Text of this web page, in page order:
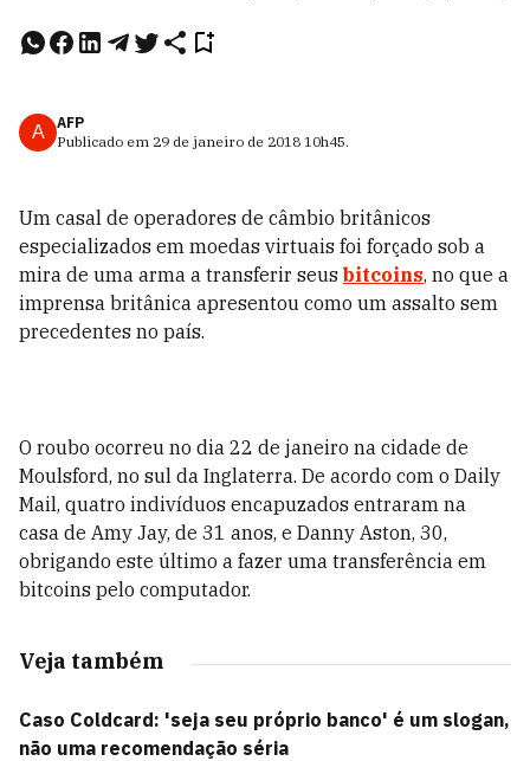
A
AFP
Publicado em 29 de janeiro de 2018 10h45.
Um casal de operadores de câmbio britânicos
especializados em moedas virtuais foi forçado sob a
mira de uma arma a transferir seus bitcoins, no que a
imprensa britânica apresentou como um assalto sem
precedentes no país.
O roubo ocorreu no dia 22 de janeiro na cidade de
Moulsford, no sul da Inglaterra. De acordo com o Daily
Mail, quatro indivíduos encapuzados entraram na
casa de Amy Jay, de 31 anos, e Danny Aston, 30,
obrigando este último a fazer uma transferência em
bitcoins pelo computador.
Veja também
Caso Coldcard: 'seja seu próprio banco' é um slogan,
não uma recomendação séria